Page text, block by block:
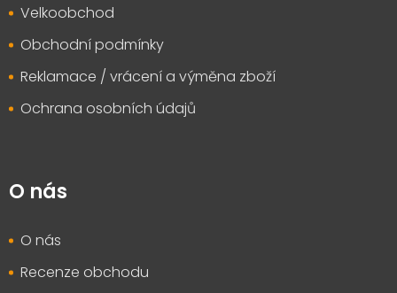
Velkoobchod
Obchodní podmínky
Reklamace / vrácení a výměna zboží
Ochrana osobních údajů
O nás
O nás
Recenze obchodu